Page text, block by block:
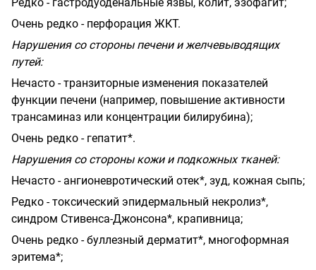
Очень редко - перфорация ЖКТ.
Нарушения со стороны печени и желчевыводящих
путей:
Нечасто - транзиторные изменения показателей
функции печени (например, повышение активности
трансаминаз или концентрации билирубина);
Очень редко - гепатит*.
Нарушения со стороны кожи и подкожных тканей:
Нечасто - ангионевротический отек*, зуд, кожная сыпь;
Редко - токсический эпидермальный некролиз*,
синдром Стивенса-Джонсона*, крапивница;
Очень редко - буллезный дерматит*, многоформная
эритема*;